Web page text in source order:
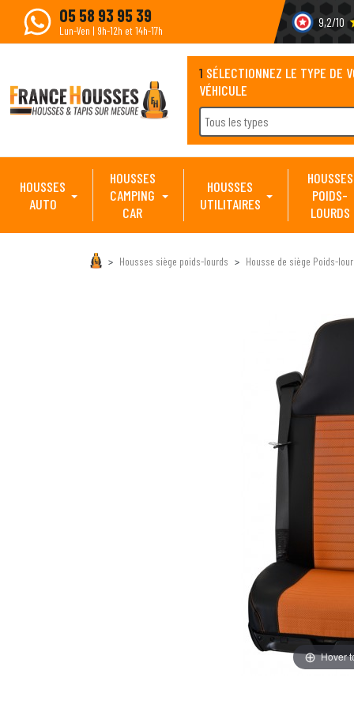
05 58 93 95 39
Lun-Ven | 9h-12h et 14h-17h
9,2/10
1 SÉLECTIONNEZ LE TYPE DE
VÉHICULE
Tous les types
HOUSSES
AUTO
HOUSSES
CAMPING
CAR
HOUSSES
UTILITAIRES
HOUSSES
POIDS-
LOURDS
Housses siège poids-lourds Housse de siège Poids-
Hover